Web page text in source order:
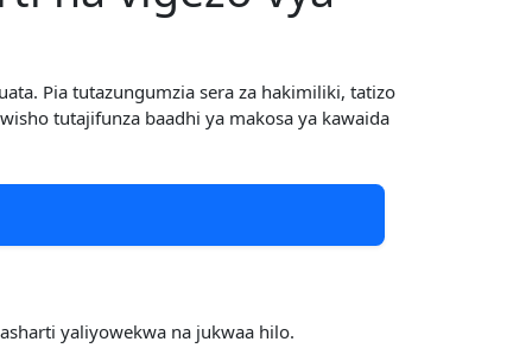
Pia tutazungumzia sera za hakimiliki, tatizo
tutajifunza baadhi ya makosa ya kawaida
yaliyowekwa na jukwaa hilo.